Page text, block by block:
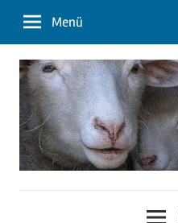
Inhalt
Menü